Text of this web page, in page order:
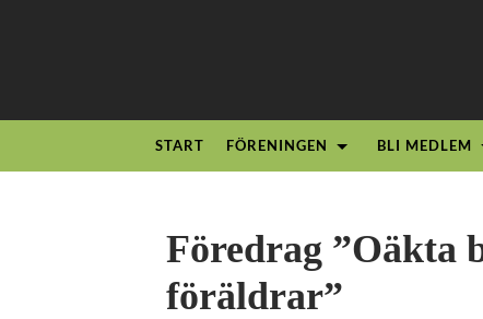
START FÖRENINGEN BLI MEDLEM
Föredrag ”Oäkta
föräldrar”